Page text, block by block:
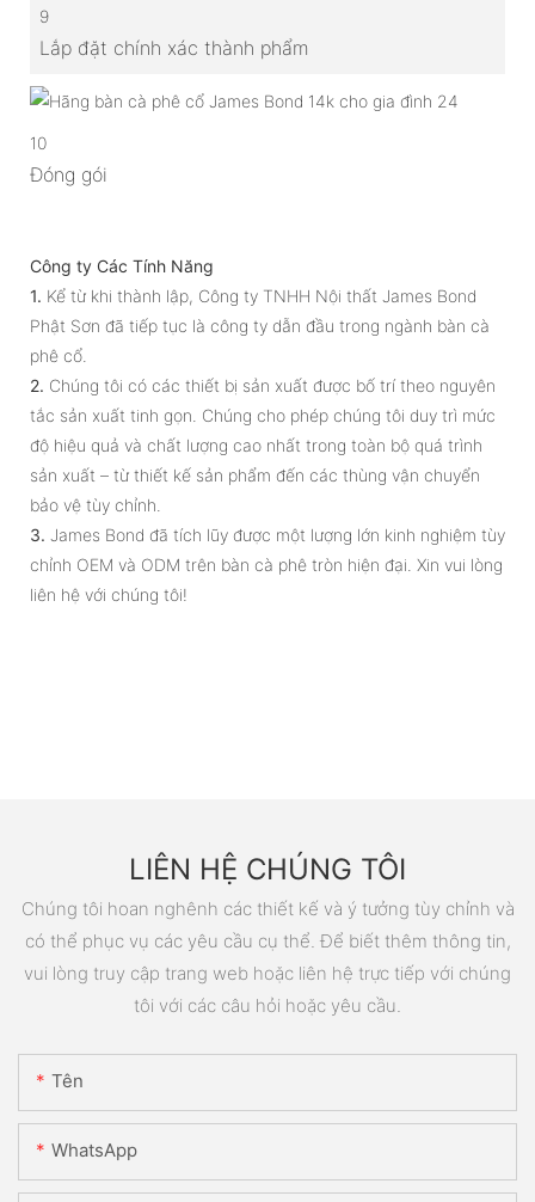
9
Lắp đặt chính xác thành phẩm
10
Đóng gói
Công ty Các Tính Năng
1. Kể từ khi thành lập, Công ty TNHH Nội thất James Bond
Phật Sơn đã tiếp tục là công ty dẫn đầu trong ngành bàn cà
phê cổ.
2. Chúng tôi có các thiết bị sản xuất được bố trí theo nguyên
tắc sản xuất tinh gọn. Chúng cho phép chúng tôi duy trì mức
độ hiệu quả và chất lượng cao nhất trong toàn bộ quá trình
sản xuất – từ thiết kế sản phẩm đến các thùng vận chuyển
bảo vệ tùy chỉnh.
3. James Bond đã tích lũy được một lượng lớn kinh nghiệm tùy
chỉnh OEM và ODM trên bàn cà phê tròn hiện đại. Xin vui lòng
liên hệ với chúng tôi!
LIÊN HỆ CHÚNG TÔI
Chúng tôi hoan nghênh các thiết kế và ý tưởng tùy chỉnh và
có thể phục vụ các yêu cầu cụ thể. Để biết thêm thông tin,
vui lòng truy cập trang web hoặc liên hệ trực tiếp với chúng
tôi với các câu hỏi hoặc yêu cầu.
Tên
WhatsApp